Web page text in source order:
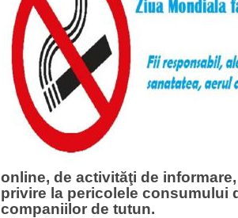
online, de activităţi de
privire la pericolele consumului
companiilor de tutun.